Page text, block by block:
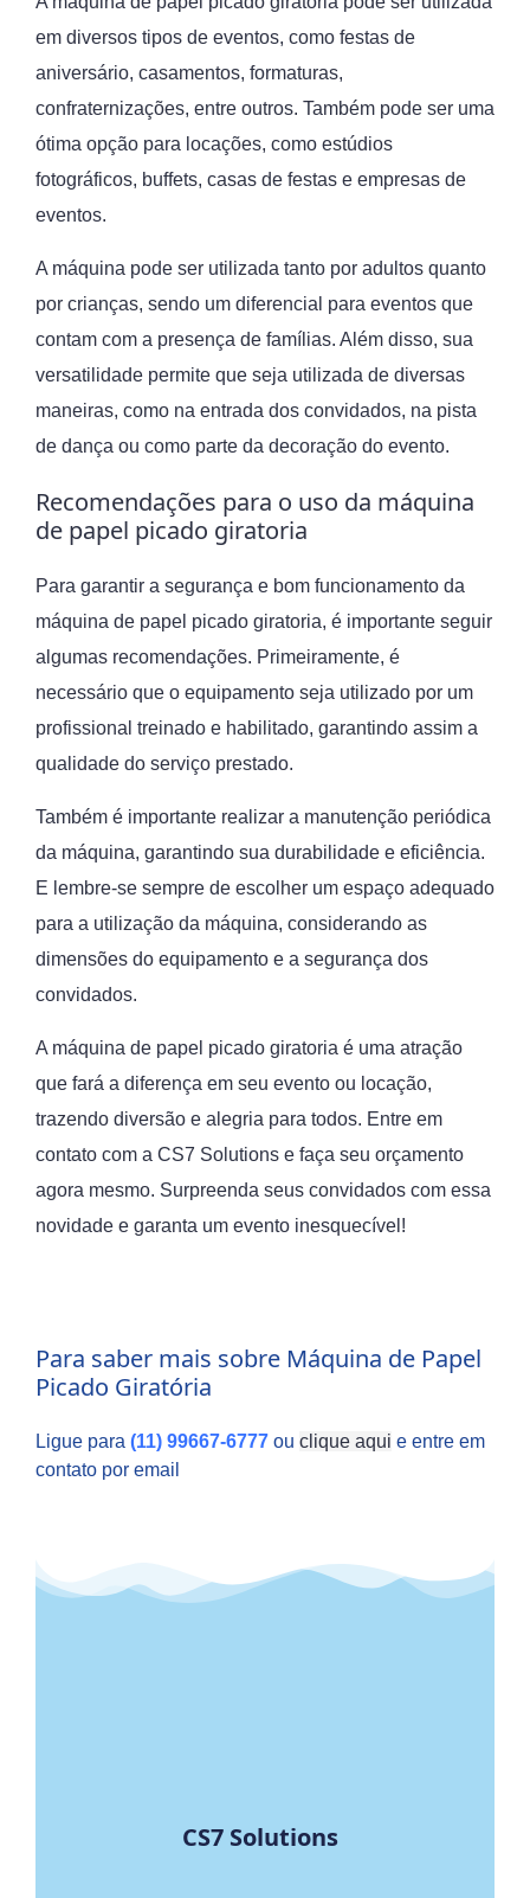
em diversos tipos de eventos, como festas de
aniversário, casamentos, formaturas,
confraternizações, entre outros. Também pode ser uma
ótima opção para locações, como estúdios
fotográficos, buffets, casas de festas e empresas de
eventos.
A máquina pode ser utilizada tanto por adultos quanto
por crianças, sendo um diferencial para eventos que
contam com a presença de famílias. Além disso, sua
versatilidade permite que seja utilizada de diversas
maneiras, como na entrada dos convidados, na pista
de dança ou como parte da decoração do evento.
Recomendações para o uso da máquina
de papel picado giratoria
Para garantir a segurança e bom funcionamento da
máquina de papel picado giratoria, é importante seguir
algumas recomendações. Primeiramente, é
necessário que o equipamento seja utilizado por um
profissional treinado e habilitado, garantindo assim a
qualidade do serviço prestado.
Também é importante realizar a manutenção periódica
da máquina, garantindo sua durabilidade e eficiência.
E lembre-se sempre de escolher um espaço adequado
para a utilização da máquina, considerando as
dimensões do equipamento e a segurança dos
convidados.
A máquina de papel picado giratoria é uma atração
que fará a diferença em seu evento ou locação,
trazendo diversão e alegria para todos. Entre em
contato com a CS7 Solutions e faça seu orçamento
agora mesmo. Surpreenda seus convidados com essa
novidade e garanta um evento inesquecível!
Para saber mais sobre Máquina de Papel
Picado Giratória
Ligue para (11) 99667-6777 ou clique aqui e entre em
contato por email
CS7 Solutions